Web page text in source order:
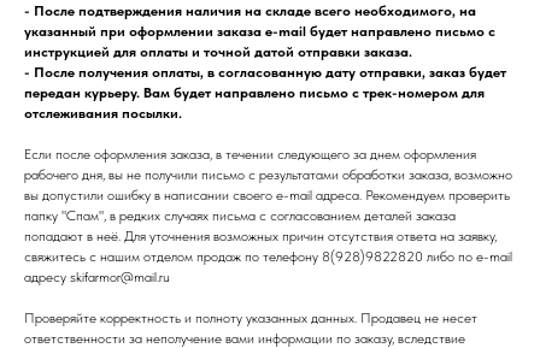
- После подтверждения наличия на складе всего необходимого, на
указанный при оформлении заказа e-mail будет направлено письмо с
инструкцией для оплаты и точной датой отправки заказа.
- После получения оплаты, в согласованную дату отправки, заказ будет
передан курьеру. Вам будет направлено письмо с трек-номером для
отслеживания посылки.
Если после оформления заказа, в течении следующего за днем оформления
рабочего дня, вы не получили письмо с результатами обработки заказа, возможно
вы допустили ошибку в написании своего e-mail адреса. Рекомендуем проверить
папку "Спам", в редких случаях письма с согласованием деталей заказа
попадают в неё. Для уточнения возможных причин отсутствия ответа на заявку,
свяжитесь с нашим отделом продаж по телефону 8(928)9822820 либо по e-mail
адресу skifarmor@mail.ru
Проверяйте корректность и полноту указанных данных. Продавец не несет
ответственности за неполучение вами информации по заказу, вследствие